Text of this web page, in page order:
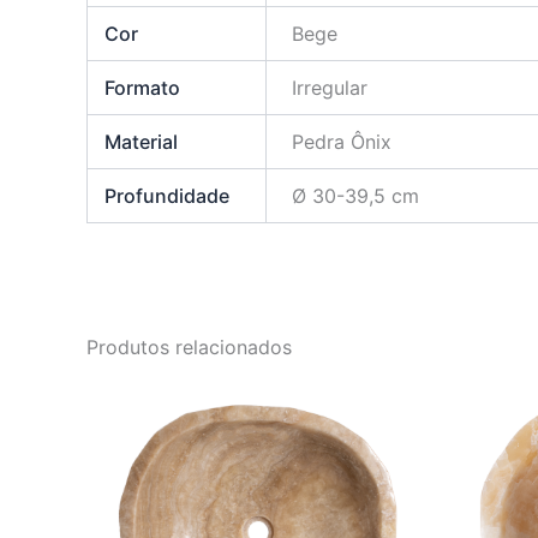
Cor Bege
Formato Irregular
Material Pedra Ônix
Profundidade Ø 30-39,5 cm
Produtos relacionados
preço
original
era:
R$ 3.950,00.
preço
atual
é:
R$ 3.390,00.